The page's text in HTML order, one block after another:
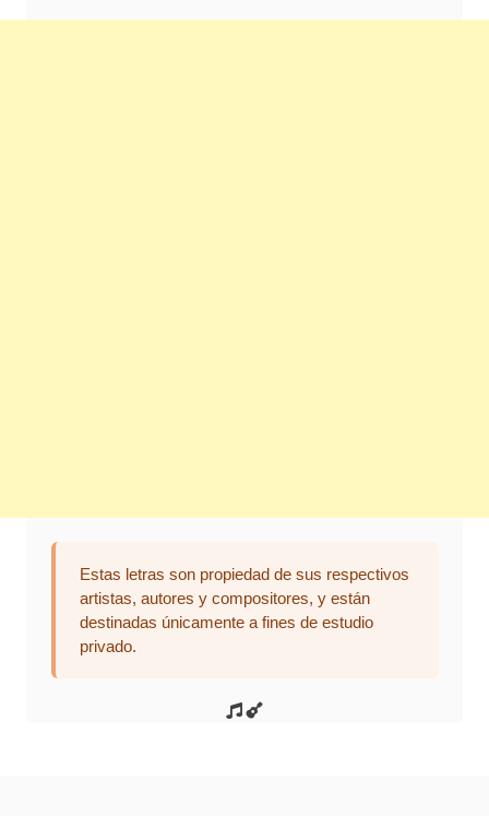
Estas letras son propiedad de sus respectivos
artistas, autores y compositores, y están
destinadas únicamente a fines de estudio
privado.